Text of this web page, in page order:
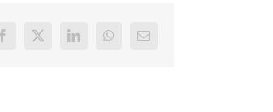
Facebook
X LinkedInWhatsApp
E-